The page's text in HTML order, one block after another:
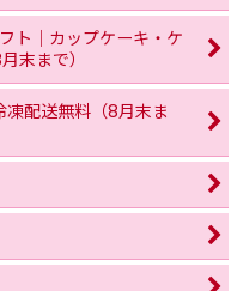
ト｜カップケーキ・ケ
末まで）
配送無料（8月末ま